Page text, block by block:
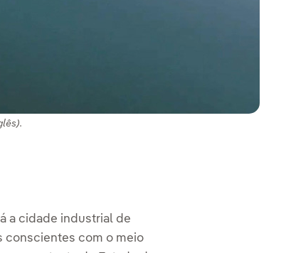
a cidade industrial de
conscientes com o meio